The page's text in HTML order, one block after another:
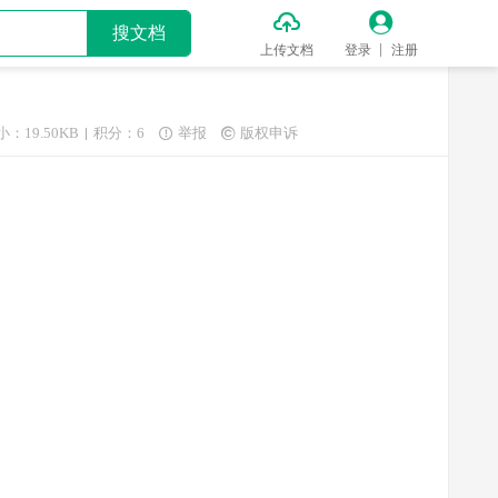
搜文档 
上传文档

登录 注册
：19.50KB 积分：6  举报  版权申诉